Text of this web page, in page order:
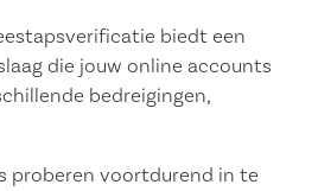
biedt een
die jouw online accounts
bedreigingen,
proberen voortdurend in te